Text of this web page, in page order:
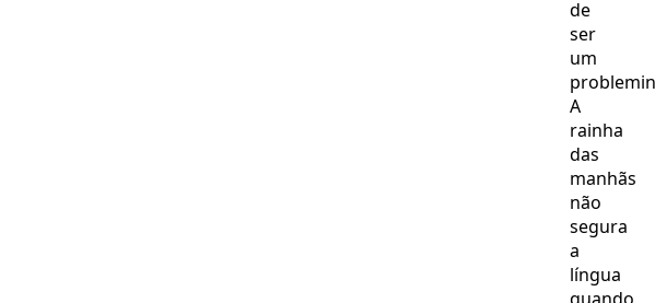
de
ser
um
A
rainha
das
manhãs
não
segura
a
língua